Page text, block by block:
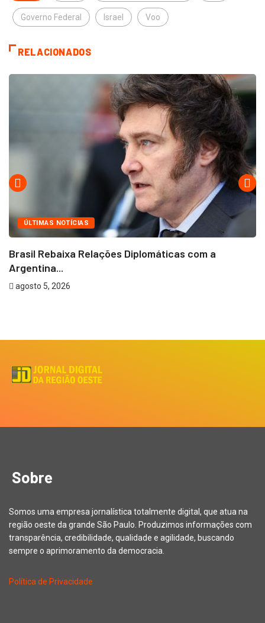
Governo Federal Israel Voo
RELACIONADOS
ÚLTIMAS NOTÍCIAS
Brasil Rebaixa Relações Diplomáticas com a
Argentina...
agosto 5, 2026
Sobre
Somos uma empresa jornalística totalmente digital, que atua na
região oeste da grande São Paulo. Produzimos informações com
transparência, credibilidade, qualidade e agilidade, buscando
sempre o aprimoramento da democracia.
Política de Privacidade